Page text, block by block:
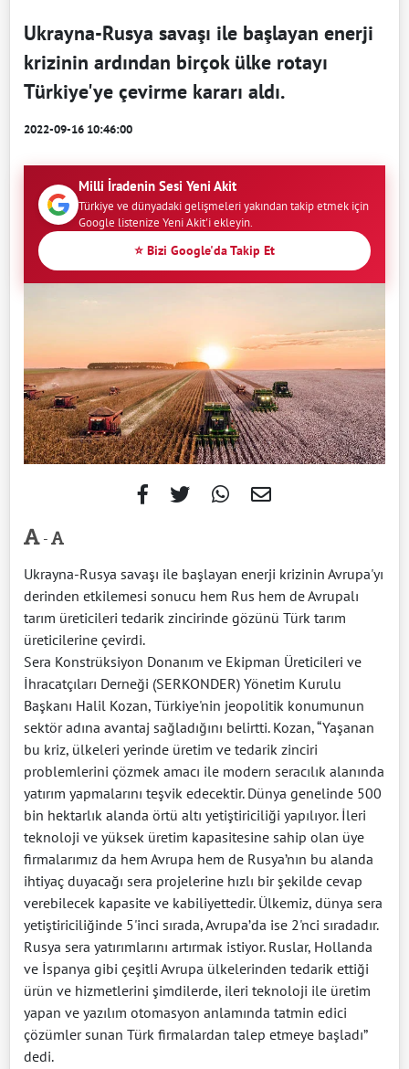
Ukrayna-Rusya savaşı ile başlayan enerji
krizinin ardından birçok ülke rotayı
Türkiye'ye çevirme kararı aldı.
2022-09-16 10:46:00
Milli İradenin Sesi Yeni Akit
Türkiye ve dünyadaki gelişmeleri yakından takip etmek için
Google listenize Yeni Akit'i ekleyin.
⭐ Bizi Google'da Takip Et
-
Ukrayna-Rusya savaşı ile başlayan enerji krizinin Avrupa'yı
derinden etkilemesi sonucu hem Rus hem de Avrupalı
tarım üreticileri tedarik zincirinde gözünü Türk tarım
üreticilerine çevirdi.
Sera Konstrüksiyon Donanım ve Ekipman Üreticileri ve
İhracatçıları Derneği (SERKONDER) Yönetim Kurulu
Başkanı Halil Kozan, Türkiye'nin jeopolitik konumunun
sektör adına avantaj sağladığını belirtti. Kozan, “Yaşanan
bu kriz, ülkeleri yerinde üretim ve tedarik zinciri
problemlerini çözmek amacı ile modern seracılık alanında
yatırım yapmalarını teşvik edecektir. Dünya genelinde 500
bin hektarlık alanda örtü altı yetiştiriciliği yapılıyor. İleri
teknoloji ve yüksek üretim kapasitesine sahip olan üye
firmalarımız da hem Avrupa hem de Rusya’nın bu alanda
ihtiyaç duyacağı sera projelerine hızlı bir şekilde cevap
verebilecek kapasite ve kabiliyettedir. Ülkemiz, dünya sera
yetiştiriciliğinde 5'inci sırada, Avrupa’da ise 2'nci sıradadır.
Rusya sera yatırımlarını artırmak istiyor. Ruslar, Hollanda
ve İspanya gibi çeşitli Avrupa ülkelerinden tedarik ettiği
ürün ve hizmetlerini şimdilerde, ileri teknoloji ile üretim
yapan ve yazılım otomasyon anlamında tatmin edici
çözümler sunan Türk firmalardan talep etmeye başladı”
dedi.